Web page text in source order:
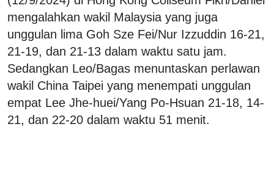
mengalahkan wakil Malaysia yang juga
unggulan lima Goh Sze Fei/Nur Izzuddin 16-21,
21-19, dan 21-13 dalam waktu satu jam.
Sedangkan Leo/Bagas menuntaskan perlawan
wakil China Taipei yang menempati unggulan
empat Lee Jhe-huei/Yang Po-Hsuan 21-18, 14-
21, dan 22-20 dalam waktu 51 menit.